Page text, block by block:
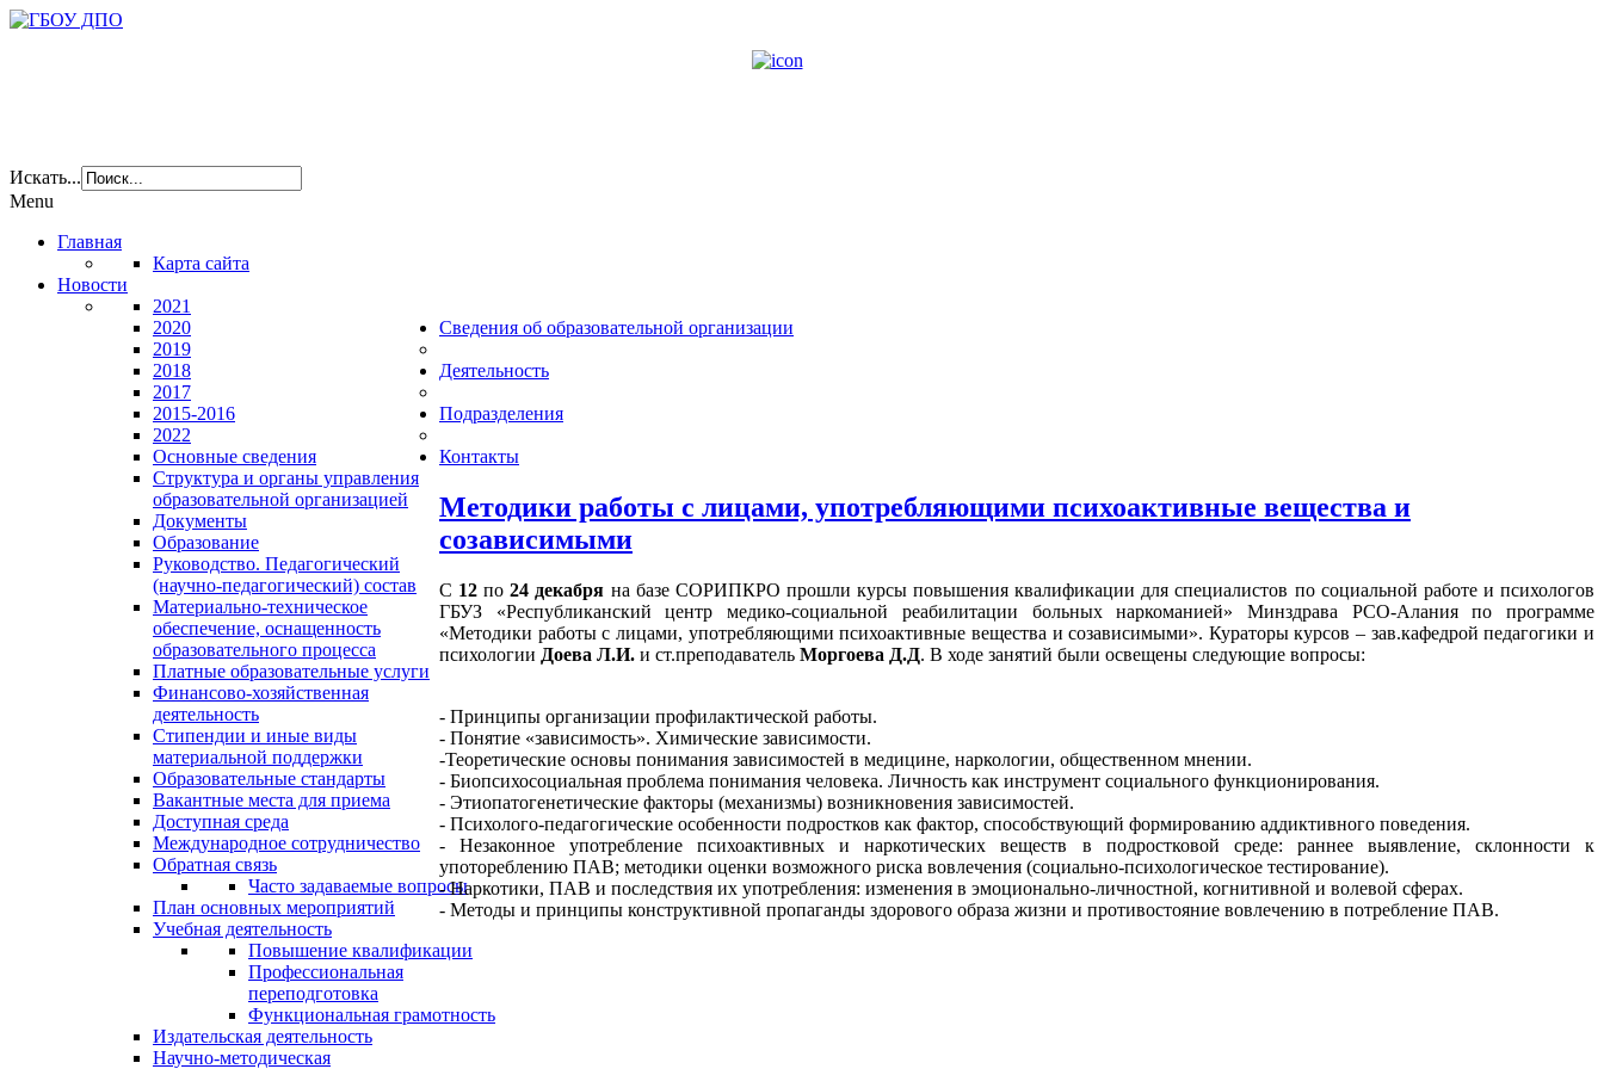
Искать...
Menu
Главная
Карта сайта
Новости
2021
2020
2019
2018
2017
2015-2016
2022
Сведения об образовательной организации
Основные сведения
Структура и органы управления
образовательной организацией
Документы
Образование
Руководство. Педагогический
(научно-педагогический) состав
Материально-техническое
обеспечение, оснащенность
образовательного процесса
Платные образовательные услуги
Финансово-хозяйственная
деятельность
Стипендии и иные виды
материальной поддержки
Образовательные стандарты
Вакантные места для приема
Доступная среда
Международное сотрудничество
Обратная связь
Часто задаваемые вопросы
Деятельность
План основных мероприятий
Учебная деятельность
Повышение квалификации
Профессиональная
переподготовка
Функциональная грамотность
Издательская деятельность
Научно-методическая
Подразделения
Контакты
Методики работы с лицами, употребляющими психоактивные вещества и
созависимыми
С 12 по24 декабря на базе СОРИПКРО прошли курсы повышения квалификации для специалистов по социальной работе и психологов
ГБУЗ «Республиканский центр медико-социальной реабилитации больных наркоманией» Минздрава РСО-Алания по программе
«Методики работы с лицами, употребляющими психоактивные вещества и созависимыми». Кураторы курсов – зав.кафедрой педагогики и
психологии Доева Л.И. и ст.преподаватель Моргоева Д.Д. В ходе занятий были освещены следующие вопросы:
- Принципы организации профилактической работы.
- Понятие «зависимость». Химические зависимости.
-Теоретические основы понимания зависимостей в медицине, наркологии, общественном мнении.
- Биопсихосоциальная проблема понимания человека. Личность как инструмент социального функционирования.
- Этиопатогенетические факторы (механизмы) возникновения зависимостей.
- Психолого-педагогические особенности подростков как фактор, способствующий формированию аддиктивного поведения.
- Незаконное употребление психоактивных и наркотических веществ в подростковой среде: раннее выявление, склонности к
употореблению ПАВ; методики оценки возможного риска вовлечения (социально-психологическое тестирование).
- Наркотики, ПАВ и последствия их употребления: изменения в эмоционально-личностной, когнитивной и волевой сферах.
- Методы и принципы конструктивной пропаганды здорового образа жизни и противостояние вовлечению в потребление ПАВ.